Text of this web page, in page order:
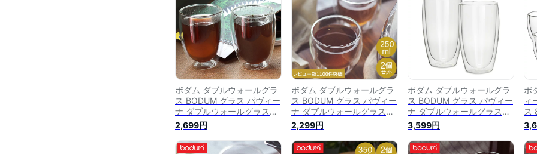
ボダム ダブルウォールグラ
ス BODUM グラス パヴィー
ナ ダブルウォールグラス
350mL 2個セット 耐熱 保
温 保冷 二重構造 4559-10
Pavina タンブラー ビール
2,699円
ボダム ダブルウォールグラ
ス BODUM グラス パヴィー
ナ ダブルウォールグラス
250mL 2個セット 耐熱 保温
保冷 二重構造 4558-10
Pavina コップ タンブラー
2,299円
ボダム ダブルウォールグラ
ス BODUM グラス パヴィー
ナ ダブルウォールグラス
450mL 2個セット 耐熱 保
温 保冷 二重構造 4560-10
Pavina タンブラー ビール
3,599円
ボ
ィ
ス
熱